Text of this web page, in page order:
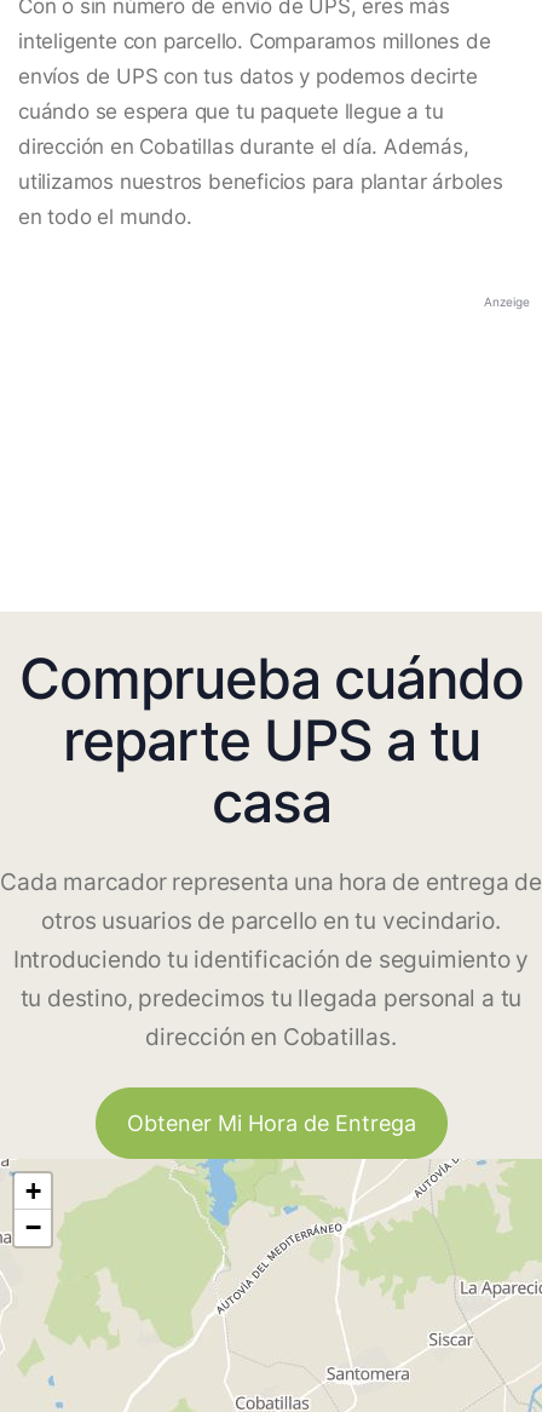
Con o sin número de envío de UPS, eres más
inteligente con parcello. Comparamos millones de
envíos de UPS con tus datos y podemos decirte
cuándo se espera que tu paquete llegue a tu
dirección en Cobatillas durante el día. Además,
utilizamos nuestros beneficios para plantar árboles
en todo el mundo.
Anzeige
Comprueba cuándo
reparte UPS a tu
casa
Cada marcador representa una hora de entrega de
otros usuarios de parcello en tu vecindario.
Introduciendo tu identificación de seguimiento y
tu destino, predecimos tu llegada personal a tu
dirección en Cobatillas.
Obtener Mi Hora de Entrega
+
−